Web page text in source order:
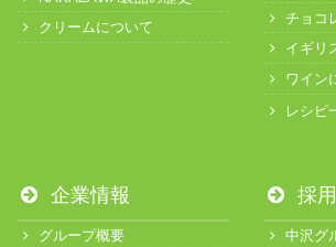
クリームについて
チョコ
イギリ
ワイン
レシピ
企業情報
グループ概要
採
中沢グ